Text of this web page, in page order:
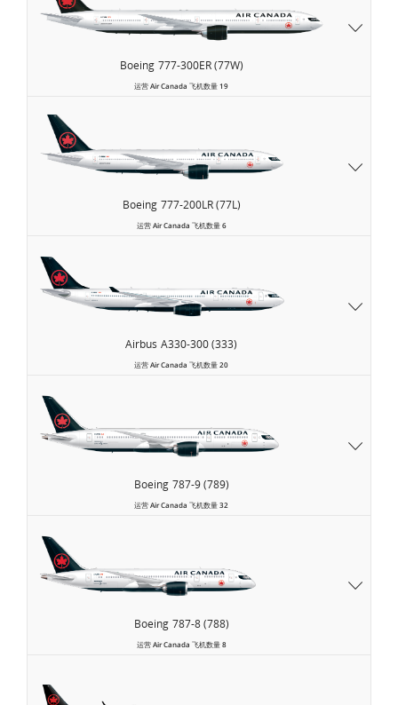
Boeing 777-300ER (77W)
运营Air Canada 飞机数量19
Boeing 777-200LR (77L)
运营Air Canada 飞机数量6
Airbus A330-300 (333)
运营Air Canada 飞机数量20
Boeing 787-9 (789)
运营Air Canada 飞机数量32
Boeing 787-8 (788)
运营Air Canada 飞机数量8